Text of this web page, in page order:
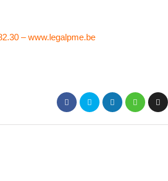
– www.legalpme.be